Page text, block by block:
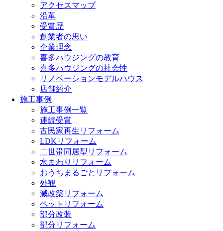
アクセスマップ
沿革
受賞歴
創業者の思い
企業理念
喜多ハウジングの教育
喜多ハウジングの社会性
リノベーションモデルハウス
店舗紹介
施工事例
施工事例一覧
連続受賞
古民家再生リフォーム
LDKリフォーム
二世帯同居型リフォーム
水まわりリフォーム
おうちまるごとリフォーム
外観
減改築リフォーム
ペットリフォーム
部分改装
部分リフォーム